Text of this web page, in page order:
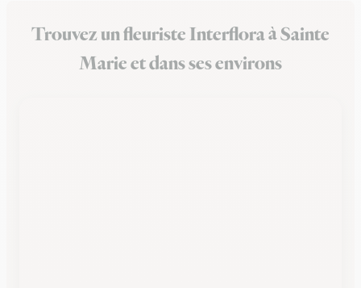
Trouvez un fleuriste Interflora à Sainte
Marie et dans ses environs